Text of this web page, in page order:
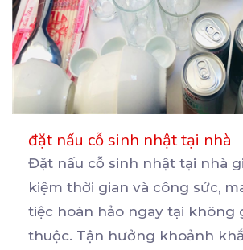
đặt nấu cỗ sinh nhật tại nhà
Đặt nấu cỗ sinh nhật tại nhà
kiệm thời gian và công sức,
tiệc hoàn hảo ngay tại không
thuộc. Tận hưởng khoảnh